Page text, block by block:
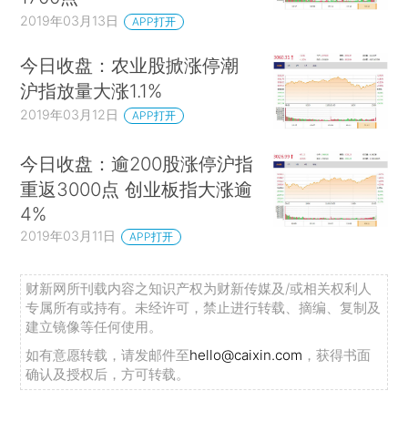
2019年03月13日 APP打开
今日收盘：农业股掀涨停潮
沪指放量大涨1.1%
2019年03月12日 APP打开
今日收盘：逾200股涨停沪指
重返3000点 创业板指大涨逾
4%
2019年03月11日 APP打开
财新网所刊载内容之知识产权为财新传媒及/或相关权利人
专属所有或持有。未经许可，禁止进行转载、摘编、复制及
建立镜像等任何使用。
如有意愿转载，请发邮件至hello@caixin.com ，获得书面
确认及授权后，方可转载。